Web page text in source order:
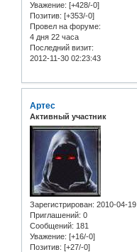
Уважение: [+428/-0]
Позитив: [+353/-0]
Провел на форуме:
4 дня 22 часа
Последний визит:
2012-11-30 02:23:43
Артес
Активный участник
Зарегистрирован: 2010-04-19
Приглашений: 0
Сообщений: 181
Уважение: [+16/-0]
Позитив: [+27/-0]